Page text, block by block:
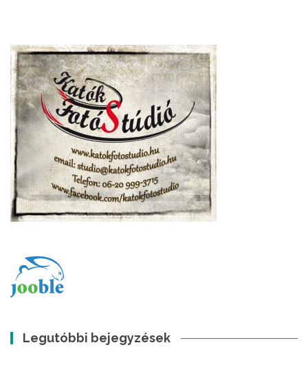
Legutóbbi bejegyzések